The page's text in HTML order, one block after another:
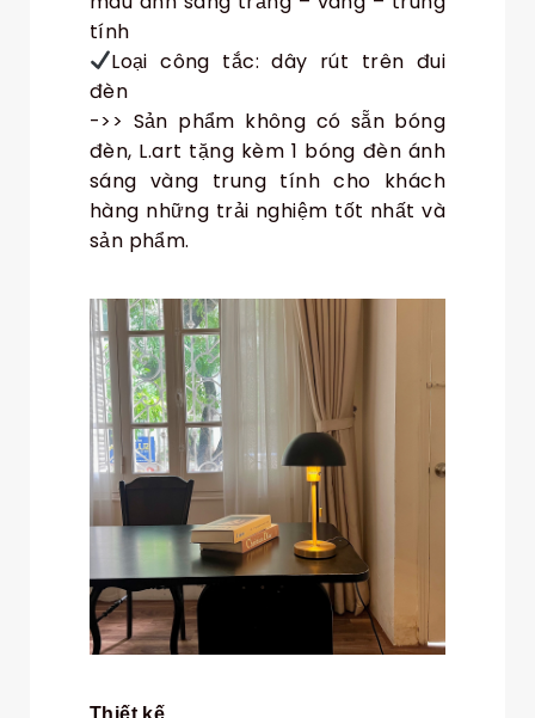
tính
Loại công tắc: dây rút trên đui
đèn
->> Sản phẩm không có sẵn bóng
đèn, L.art tặng kèm 1 bóng đèn ánh
sáng vàng trung tính cho khách
hàng những trải nghiệm tốt nhất và
sản phẩm.
Thiết kế